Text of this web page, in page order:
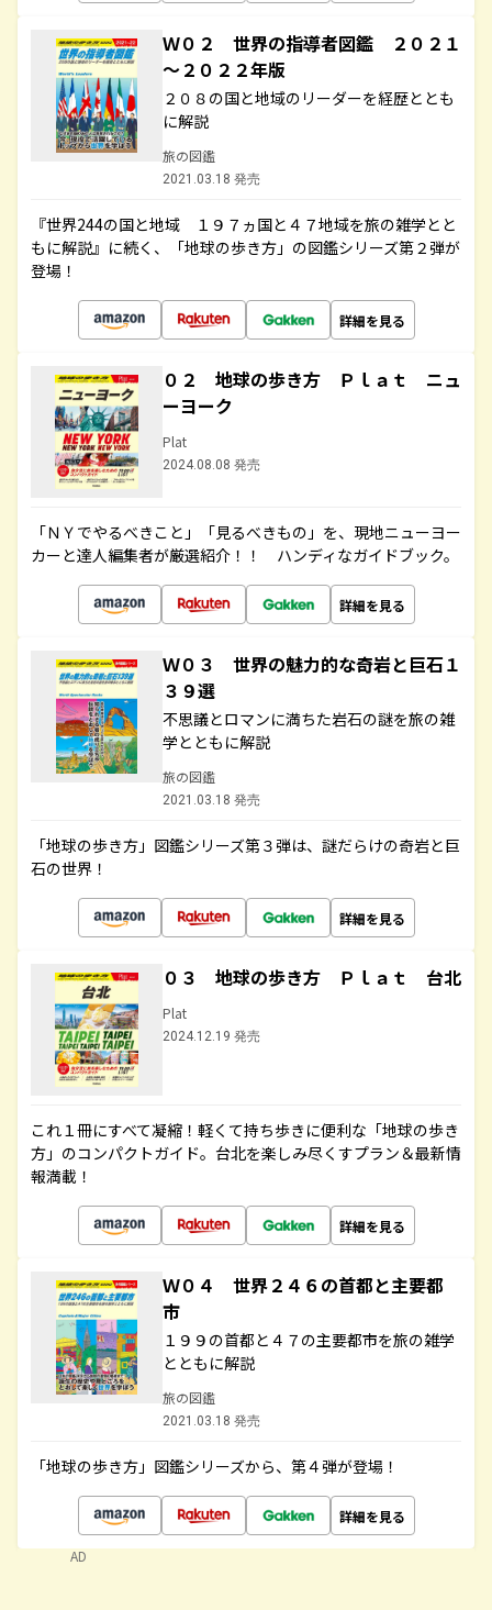
Ｗ０２ 世界の指導者図鑑 ２０２１
～２０２２年版
２０８の国と地域のリーダーを経歴ととも
に解説
旅の図鑑
2021.03.18 発売
『世界244の国と地域 １９７ヵ国と４７地域を旅の雑学とと
もに解説』に続く、「地球の歩き方」の図鑑シリーズ第２弾が
登場！
詳細を見る
０２ 地球の歩き方 Ｐｌａｔ ニュ
ーヨーク
Plat
2024.08.08 発売
「ＮＹでやるべきこと」「見るべきもの」を、現地ニューヨー
カーと達人編集者が厳選紹介！！ ハンディなガイドブック。
詳細を見る
Ｗ０３ 世界の魅力的な奇岩と巨石１
３９選
不思議とロマンに満ちた岩石の謎を旅の雑
学とともに解説
旅の図鑑
2021.03.18 発売
「地球の歩き方」図鑑シリーズ第３弾は、謎だらけの奇岩と巨
石の世界！
詳細を見る
０３ 地球の歩き方 Ｐｌａｔ 台北
Plat
2024.12.19 発売
これ１冊にすべて凝縮！軽くて持ち歩きに便利な「地球の歩き
方」のコンパクトガイド。台北を楽しみ尽くすプラン＆最新情
報満載！
詳細を見る
Ｗ０４ 世界２４６の首都と主要都
市
１９９の首都と４７の主要都市を旅の雑学
とともに解説
旅の図鑑
2021.03.18 発売
「地球の歩き方」図鑑シリーズから、第４弾が登場！
詳細を見る
AD